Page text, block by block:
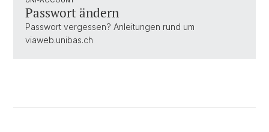
Passwort ändern
Passwort vergessen? Anleitungen rund um
viaweb.unibas.ch